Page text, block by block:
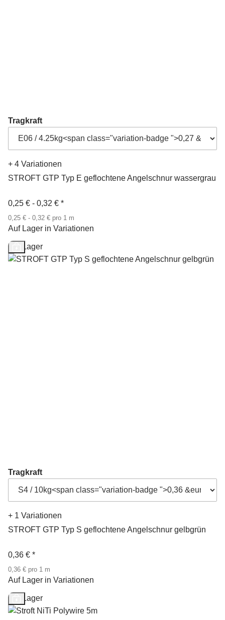
Tragkraft
+ 4 Variationen
STROFT GTP Typ E geflochtene Angelschnur wassergrau
0,25 € - 0,32 € *
0,25 € - 0,32 € pro 1 m
Auf Lager in Variationen
Auf Lager
Tragkraft
+ 1 Variationen
STROFT GTP Typ S geflochtene Angelschnur gelbgrün
0,36 € *
0,36 € pro 1 m
Auf Lager in Variationen
Auf Lager